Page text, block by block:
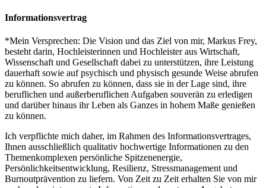
Informationsvertrag
*Mein Versprechen: Die Vision und das Ziel von mir, Markus Frey,
besteht darin, Hochleisterinnen und Hochleister aus Wirtschaft,
Wissenschaft und Gesellschaft dabei zu unterstützen, ihre Leistung
dauerhaft sowie auf psychisch und physisch gesunde Weise abrufen
zu können. So abrufen zu können, dass sie in der Lage sind, ihre
beruflichen und außerberuflichen Aufgaben souverän zu erledigen
und darüber hinaus ihr Leben als Ganzes in hohem Maße genießen
zu können.
Ich verpflichte mich daher, im Rahmen des Informationsvertrages,
Ihnen ausschließlich qualitativ hochwertige Informationen zu den
Themenkomplexen persönliche Spitzenenergie,
Persönlichkeitsentwicklung, Resilienz, Stressmanagement und
Burnoutprävention zu liefern. Von Zeit zu Zeit erhalten Sie von mir